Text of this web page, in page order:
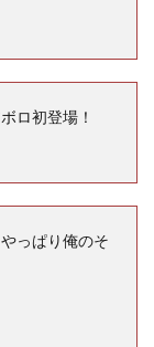
ロ初登場！
っぱり俺のそ